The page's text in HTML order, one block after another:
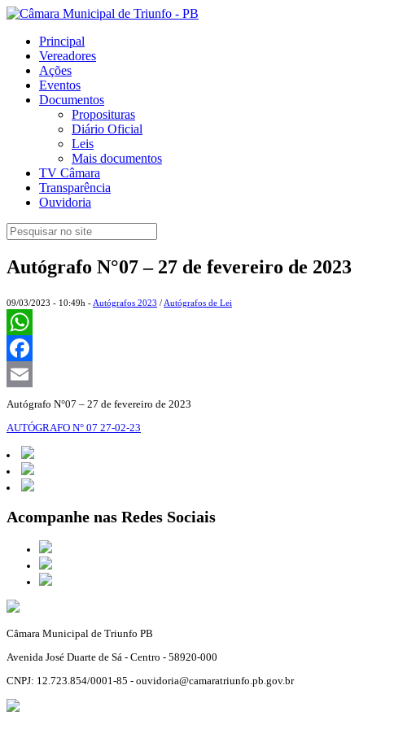
Principal
Vereadores
Ações
Eventos
Documentos
Proposituras
Diário Oficial
Leis
Mais documentos
TV Câmara
Transparência
Ouvidoria
Autógrafo N°07 – 27 de fevereiro de 2023
09/03/2023 - 10:49h - Autógrafos 2023 / Autógrafos de Lei
WhatsApp
Facebook
Email
Autógrafo N°07 – 27 de fevereiro de 2023
AUTÓGRAFO N° 07 27-02-23
Acompanhe nas Redes Sociais
Câmara Municipal de Triunfo PB
Avenida José Duarte de Sá - Centro - 58920-000
CNPJ: 12.723.854/0001-85 - ouvidoria@camaratriunfo.pb.gov.br